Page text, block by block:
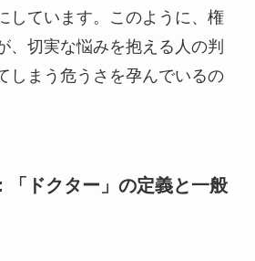
しています。このように、権
、切実な悩みを抱える人の判
しまう危うさを孕んでいるの
「ドクター」の定義と一般